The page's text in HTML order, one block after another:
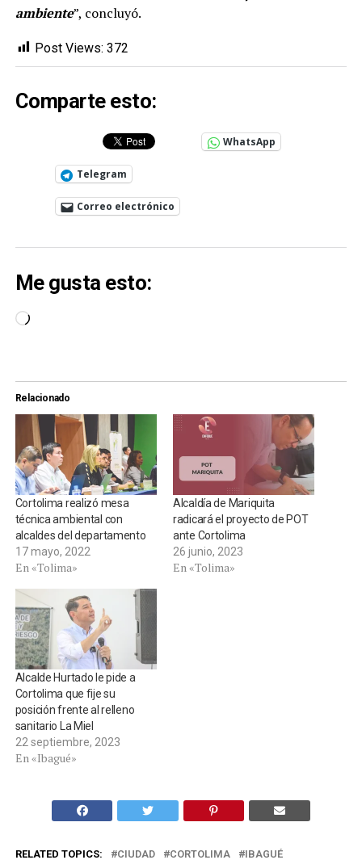
ambiente”, concluyó.
Post Views: 372
Comparte esto:
WhatsApp
Telegram
Correo electrónico
Me gusta esto:
Cargando...
Relacionado
Cortolima realizó mesa
técnica ambiental con
alcaldes del departamento
17 mayo, 2022
En «Tolima»
Alcaldía de Mariquita
radicará el proyecto de POT
ante Cortolima
26 junio, 2023
En «Tolima»
Alcalde Hurtado le pide a
Cortolima que fije su
posición frente al relleno
sanitario La Miel
22 septiembre, 2023
En «Ibagué»
RELATED TOPICS: CIUDAD CORTOLIMA
IBAGUÉ